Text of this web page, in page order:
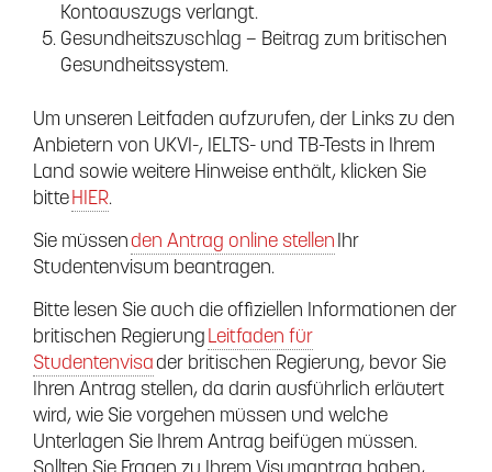
Kontoauszugs verlangt.
Gesundheitszuschlag – Beitrag zum britischen
Gesundheitssystem.
Um unseren Leitfaden aufzurufen, der Links zu den
Anbietern von UKVI-, IELTS- und TB-Tests in Ihrem
Land sowie weitere Hinweise enthält, klicken Sie
bitteHIER.
Sie müssen den Antrag online stellen Ihr
Studentenvisum beantragen.
Bitte lesen Sie auch die offiziellen Informationen der
britischen Regierung Leitfaden für
Studentenvisa der britischen Regierung, bevor Sie
Ihren Antrag stellen, da darin ausführlich erläutert
wird, wie Sie vorgehen müssen und welche
Unterlagen Sie Ihrem Antrag beifügen müssen.